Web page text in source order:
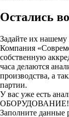
Остались
Задайте их
Компания
собственную
часа делаются
производства, а
партии.
У вас уже есть
ОБОРУДОВАНИЕ!
Заполните данные